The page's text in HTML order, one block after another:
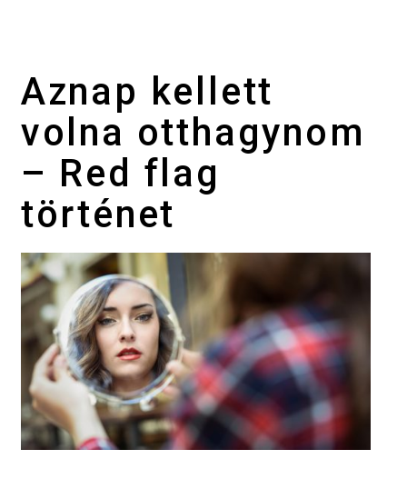
Aznap kellett
volna otthagynom
– Red flag
történet